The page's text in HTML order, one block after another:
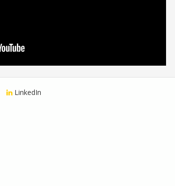
LinkedIn